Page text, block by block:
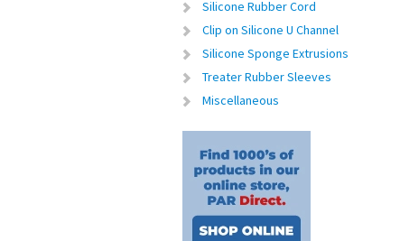
Silicone Rubber Cord
Clip on Silicone U Channel
Silicone Sponge Extrusions
Treater Rubber Sleeves
Miscellaneous